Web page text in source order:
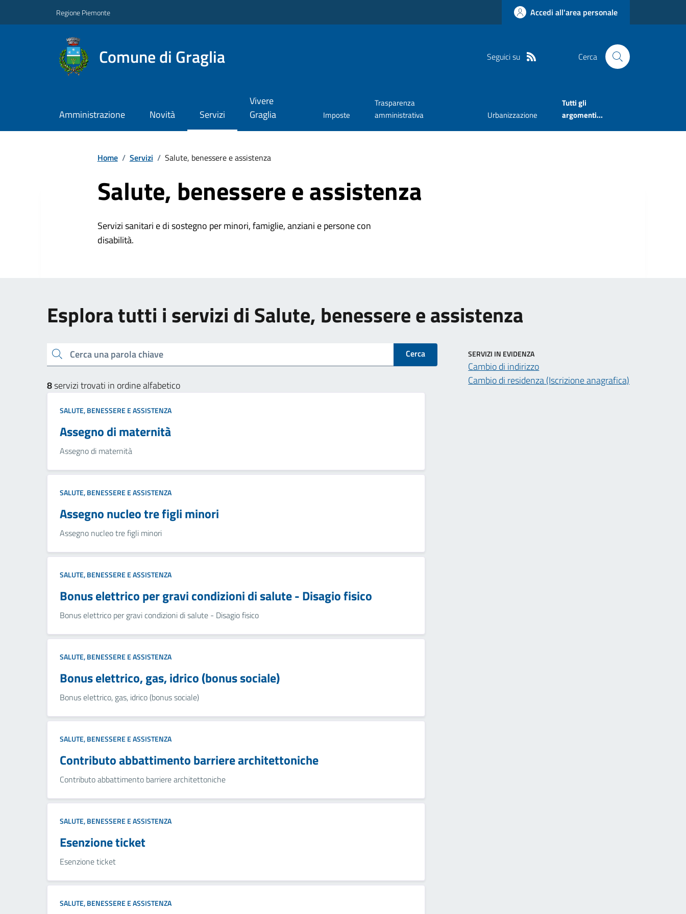
Regione Piemonte Accedi all'area personale
Comune di Graglia Seguici su Cerca
Amministrazione Novità Servizi
Vivere
Graglia
Imposte
Trasparenza
amministrativa
Urbanizzazione
Tutti gli
argomenti...
Home / Servizi / Salute, benessere e assistenza
Salute, benessere e assistenza
Servizi sanitari e di sostegno per minori, famiglie, anziani e persone con
disabilità.
Esplora tutti i servizi di Salute, benessere e assistenza
Cerca una parola chiave Cerca
8servizi trovati in ordine alfabetico
SALUTE, BENESSERE E ASSISTENZA
Assegno di maternità
Assegno di maternità
SALUTE, BENESSERE E ASSISTENZA
Assegno nucleo tre figli minori
Assegno nucleo tre figli minori
SALUTE, BENESSERE E ASSISTENZA
Bonus elettrico per gravi condizioni di salute - Disagio fisico
Bonus elettrico per gravi condizioni di salute - Disagio fisico
SALUTE, BENESSERE E ASSISTENZA
Bonus elettrico, gas, idrico (bonus sociale)
Bonus elettrico, gas, idrico (bonus sociale)
SALUTE, BENESSERE E ASSISTENZA
Contributo abbattimento barriere architettoniche
Contributo abbattimento barriere architettoniche
SALUTE, BENESSERE E ASSISTENZA
Esenzione ticket
Esenzione ticket
SALUTE, BENESSERE E ASSISTENZA
SERVIZI IN EVIDENZA
Cambio di indirizzo
Cambio di residenza (Iscrizione anagrafica)